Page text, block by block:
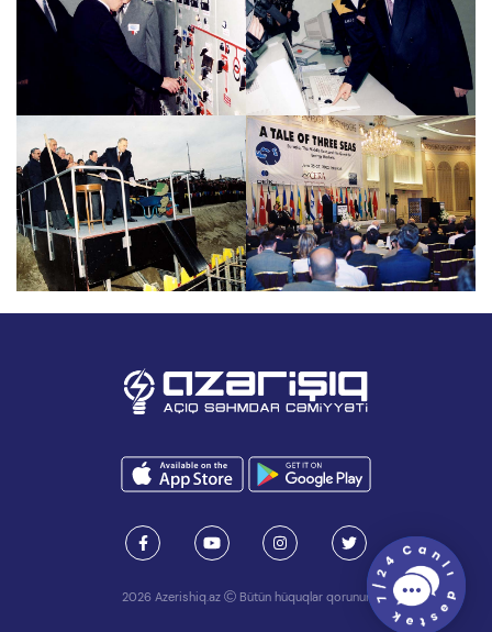
﻿Yeni kənd SES-ın aşılışı ﻿Bakı istilik mərkəzinin açılışı
2026 Azerishiq.az Bütün hüquqlar qorunur